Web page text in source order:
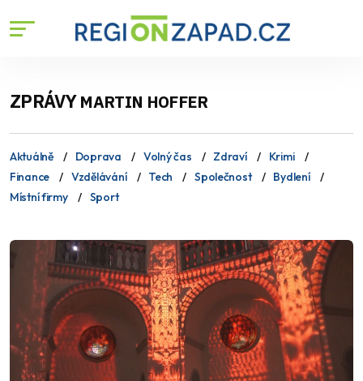
ZPRÁVYMARTIN HOFFER
Aktuálně Doprava Volný čas Zdraví
Krimi
Finance
Vzdělávání Tech Společnost
Bydlení
Místní firmy
Sport